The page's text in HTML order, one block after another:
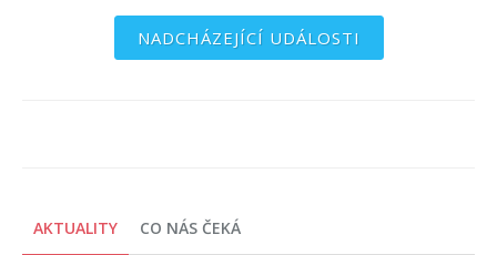
NADCHÁZEJÍCÍ UDÁLOSTI
AKTUALITY CO NÁS ČEKÁ